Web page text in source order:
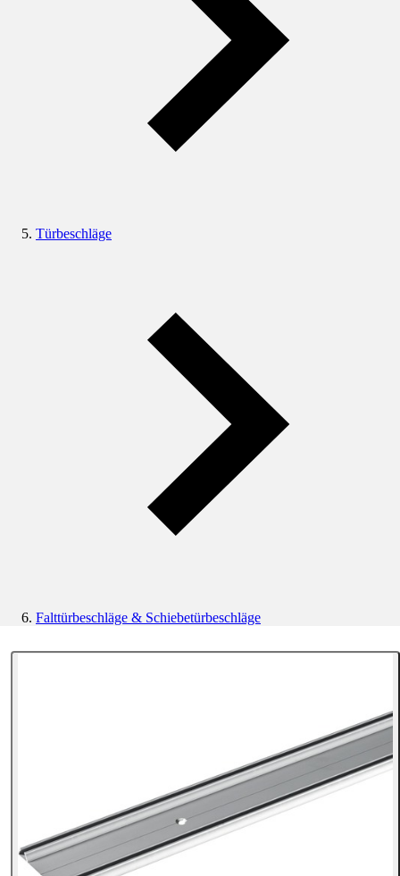
Türbeschläge
Falttürbeschläge & Schiebetürbeschläge